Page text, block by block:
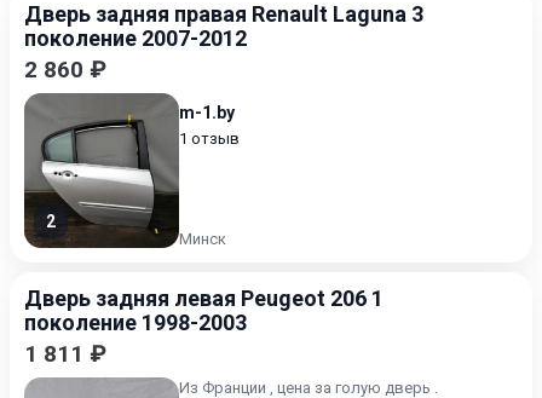
Дверь задняя правая Renault Laguna 3
поколение 2007-2012
2 860 ₽
2
m-1.by
1 отзыв
Минск
Дверь задняя левая Peugeot 206 1
поколение 1998-2003
1 811 ₽
Из Франции , цена за голую дверь .